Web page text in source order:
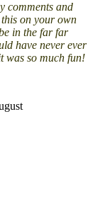
comments and
this on your own
in the far far
have never ever
was so much fun!